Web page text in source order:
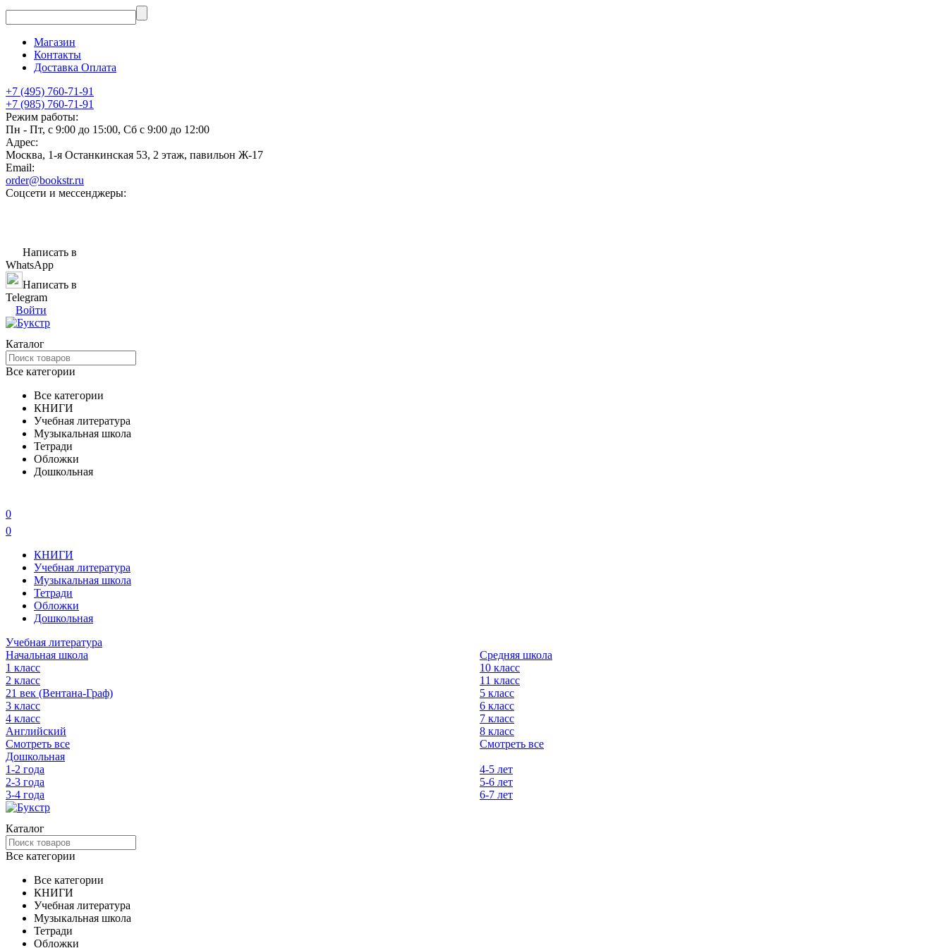
Магазин
Контакты
Доставка Оплата
+7 (495) 760-71-91
+7 (985) 760-71-91
Режим работы:
Пн - Пт, с 9:00 до 15:00, Сб с 9:00 до 12:00
Адрес:
Москва, 1-я Останкинская 53, 2 этаж, павильон Ж-17
Email:
order@bookstr.ru
Соцсети и мессенджеры:
Написать в
WhatsApp
Написать в
Telegram
Войти
Каталог
Все категории
Все категории
КНИГИ
Учебная литература
Музыкальная школа
Тетради
Обложки
Дошкольная
0
0
КНИГИ
Учебная литература
Музыкальная школа
Тетради
Обложки
Дошкольная
Учебная литература
Начальная школа
1 класс
2 класс
21 век (Вентана-Граф)
3 класс
4 класс
Английский
Смотреть все
Средняя школа
10 класс
11 класс
5 класс
6 класс
7 класс
8 класс
Смотреть все
Дошкольная
1-2 года
2-3 года
3-4 года
4-5 лет
5-6 лет
6-7 лет
Каталог
Все категории
Все категории
КНИГИ
Учебная литература
Музыкальная школа
Тетради
Обложки